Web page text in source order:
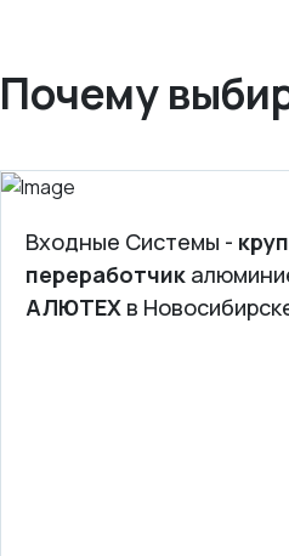
Почему
Входные Системы -
переработчик
АЛЮТЕХ в